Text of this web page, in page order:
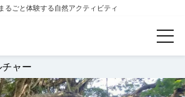
るごと体験する自然アクティビティ
ャー